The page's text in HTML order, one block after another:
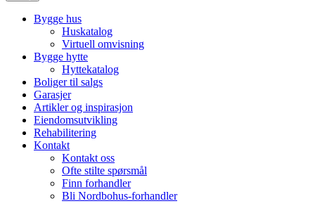
Bygge hus
Huskatalog
Virtuell omvisning
Bygge hytte
Hyttekatalog
Boliger til salgs
Garasjer
Artikler og inspirasjon
Eiendomsutvikling
Rehabilitering
Kontakt
Kontakt oss
Ofte stilte spørsmål
Finn forhandler
Bli Nordbohus-forhandler